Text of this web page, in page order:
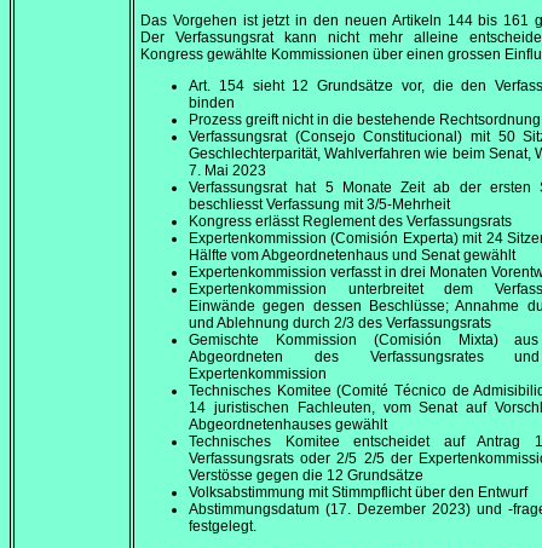
Das Vorgehen ist jetzt in den neuen Artikeln 144 bis 161
Der Verfassungsrat kann nicht mehr alleine
Kongress gewählte Kommissionen über einen grossen
Art. 154 sieht 12 Grundsätze vor, die den
binden
Prozess greift nicht in die bestehende
Verfassungsrat (Consejo Constitucional) mit 50
Geschlechterparität, Wahlverfahren wie beim Senat,
7. Mai 2023
Verfassungsrat hat 5 Monate Zeit ab der ersten
beschliesst Verfassung mit 3/5-Mehrheit
Kongress erlässt Reglement des Verfassungsrats
Expertenkommission (Comisión Experta) mit 24
Hälfte vom Abgeordnetenhaus und Senat gewählt
Expertenkommission verfasst in drei Monaten
Expertenkommission unterbreitet dem
Einwände gegen dessen Beschlüsse; Annahme
und Ablehnung durch 2/3 des Verfassungsrats
Gemischte Kommission (Comisión Mixta)
Abgeordneten des Verfassungsrates
Expertenkommission
Technisches Komitee (Comité Técnico de
14 juristischen Fachleuten, vom Senat auf
Abgeordnetenhauses gewählt
Technisches Komitee entscheidet auf Antrag
Verfassungsrats oder 2/5 2/5 der
Verstösse gegen die 12 Grundsätze
Volksabstimmung mit Stimmpflicht über den Entwurf
Abstimmungsdatum (17. Dezember 2023) und -
festgelegt.